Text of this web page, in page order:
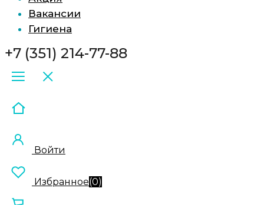
Вакансии
Гигиена
+7 (351) 214-77-88
Войти
Избранное(0)